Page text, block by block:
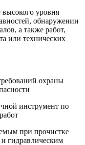
уровня
обнаружении
а также работ,
или технических
охраны
инструмент по
при прочистке
гидравлическим